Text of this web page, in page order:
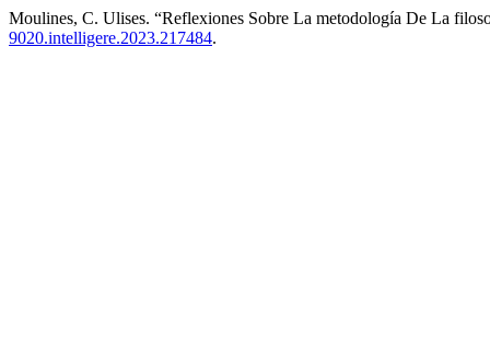
Moulines, C. Ulises. “Reflexiones Sobre La metodología De La
9020.intelligere.2023.217484.